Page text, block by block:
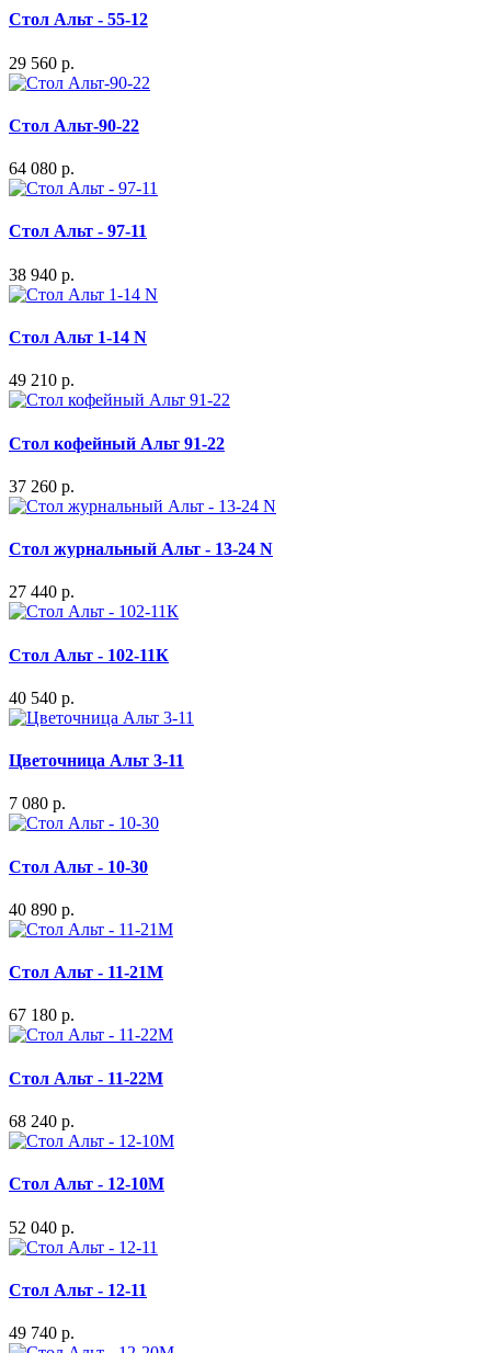
Стол Альт - 55-12
29 560 р.
Стол Альт-90-22
64 080 р.
Стол Альт - 97-11
38 940 р.
Стол Альт 1-14 N
49 210 р.
Стол кофейный Альт 91-22
37 260 р.
Стол журнальный Альт - 13-24 N
27 440 р.
Стол Альт - 102-11К
40 540 р.
Цветочница Альт 3-11
7 080 р.
Стол Альт - 10-30
40 890 р.
Стол Альт - 11-21М
67 180 р.
Стол Альт - 11-22М
68 240 р.
Стол Альт - 12-10М
52 040 р.
Стол Альт - 12-11
49 740 р.